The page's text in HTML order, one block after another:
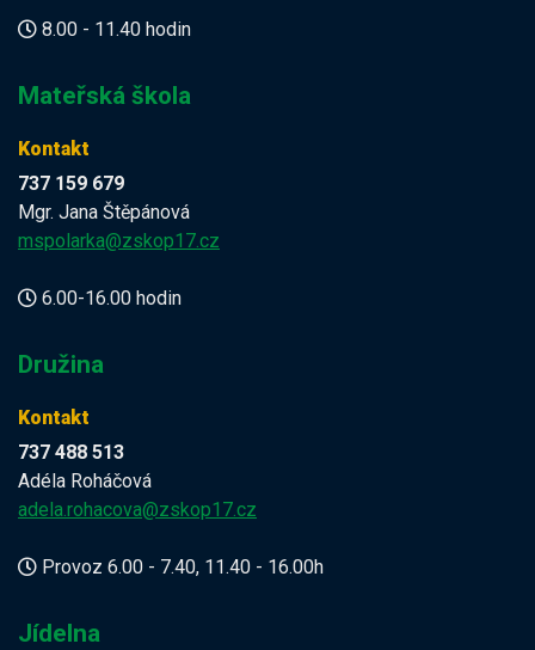
8.00 - 11.40 hodin
Mateřská škola
Kontakt
737 159 679
Mgr. Jana Štěpánová
mspolarka@zskop17.cz
6.00-16.00 hodin
Družina
Kontakt
737 488 513
Adéla Roháčová
adela.rohacova@zskop17.cz
Provoz 6.00 - 7.40, 11.40 - 16.00h
Jídelna